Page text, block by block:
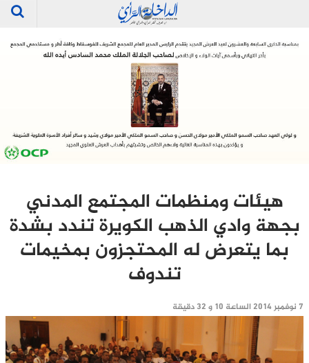
هيئات ومنظمات المجتمع المدني
بجهة وادي الذهب الكويرة تندد بشدة
بما يتعرض له المحتجزون بمخيمات
تندوف
7 نوفمبر 2014 الساعة 10 و 32 دقيقة